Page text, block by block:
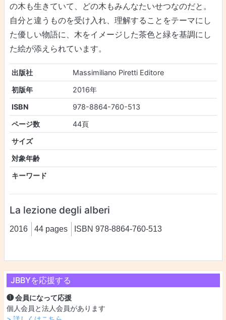
JBBYを応援する
❶ 会員になって応援
個人会員と法人会員があります
の木も生きていて、どの木もみんなたいせつなのだと。
自分と違うものを受け入れ、理解することをテーマにし
た優しい物語に、木をイメージした茶色と緑を基調にし
た絵が添えられています。
出版社
Massimiliano Piretti Editore
初版年
2016年
ISBN
978-8864-760-513
ページ数
44頁
サイズ
対象年齢
キーワード
La lezione degli alberi
2016 44 pages ISBN 978-8864-760-513